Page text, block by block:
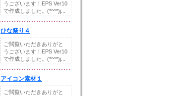
うございます！EPS Ver10
で作成しました。(*^^*)j...
ひな祭り４
ご閲覧いただきありがと
うございます！EPS Ver10
で作成しました。(*^^*)j...
アイコン素材１
ご閲覧いただきありがと